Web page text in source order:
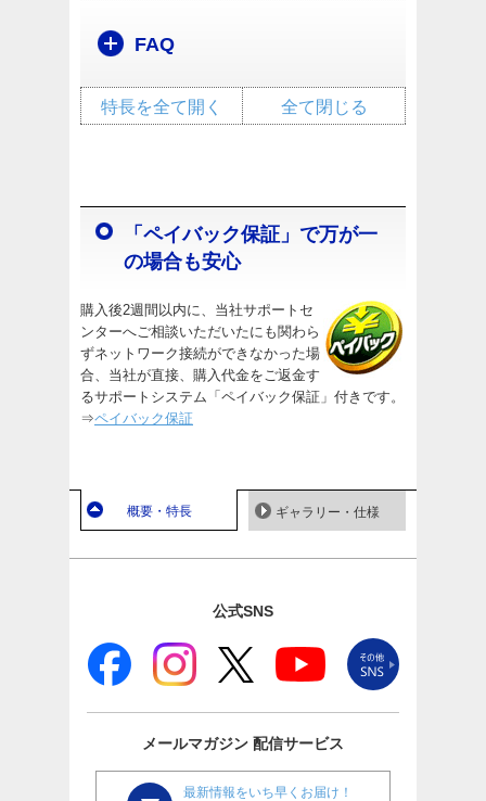
FAQ
全て閉じる
特長を全て開く
「ペイバック保証」で万が一
の場合も安心
購入後2週間以内に、当社サポートセ
ンターへご相談いただいたにも関わら
ずネットワーク接続ができなかった場
合、当社が直接、購入代金をご返金す
るサポートシステム「ペイバック保証」付きです。
⇒ペイバック保証
概要・特長 ギャラリー・仕様
公式SNS
メールマガジン 配信サービス
最新情報をいち早くお届け！